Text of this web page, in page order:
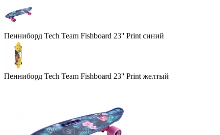
Пенниборд Tech Team Fishboard 23'' Print синий
Пенниборд Tech Team Fishboard 23'' Print желтый